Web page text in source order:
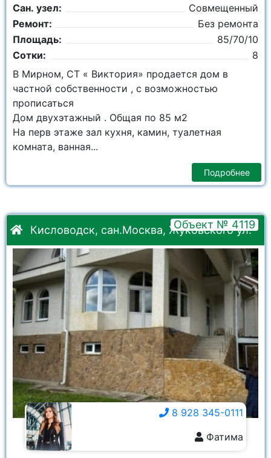
Сан. узел:
Совмещенный
Ремонт:
Без ремонта
Площадь:
85/70/10
Сотки:
8
В Мирном, СТ « Виктория» продается дом в
частной собственности , с возможностью
прописаться
Дом двухэтажный . Общая по 85 м2
На перв этаже зал кухня, камин, туалетная
комната, ванная...
Подробнее
Кисловодск, сан.Москва, Жуковского ул.
Объект № 4119
8 928 345-0111
Фатима